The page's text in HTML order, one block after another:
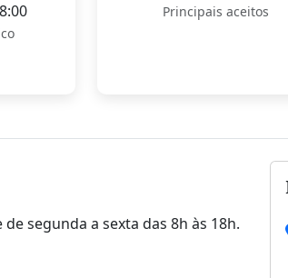
Principais aceitos
segunda a sexta das 8h às 18h.